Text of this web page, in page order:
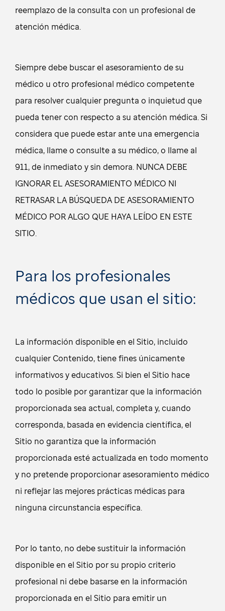
reemplazo de la consulta con un profesional de
atención médica.
Siempre debe buscar el asesoramiento de su
médico u otro profesional médico competente
para resolver cualquier pregunta o inquietud que
pueda tener con respecto a su atención médica. Si
considera que puede estar ante una emergencia
médica, llame o consulte a su médico, o llame al
911, de inmediato y sin demora. NUNCA DEBE
IGNORAR EL ASESORAMIENTO MÉDICO NI
RETRASAR LA BÚSQUEDA DE ASESORAMIENTO
MÉDICO POR ALGO QUE HAYA LEÍDO EN ESTE
SITIO.
Para los profesionales
médicos que usan el sitio:
La información disponible en el Sitio, incluido
cualquier Contenido, tiene fines únicamente
informativos y educativos. Si bien el Sitio hace
todo lo posible por garantizar que la información
proporcionada sea actual, completa y, cuando
corresponda, basada en evidencia científica, el
Sitio no garantiza que la información
proporcionada esté actualizada en todo momento
y no pretende proporcionar asesoramiento médico
ni reflejar las mejores prácticas médicas para
ninguna circunstancia específica.
Por lo tanto, no debe sustituir la información
disponible en el Sitio por su propio criterio
profesional ni debe basarse en la información
proporcionada en el Sitio para emitir un